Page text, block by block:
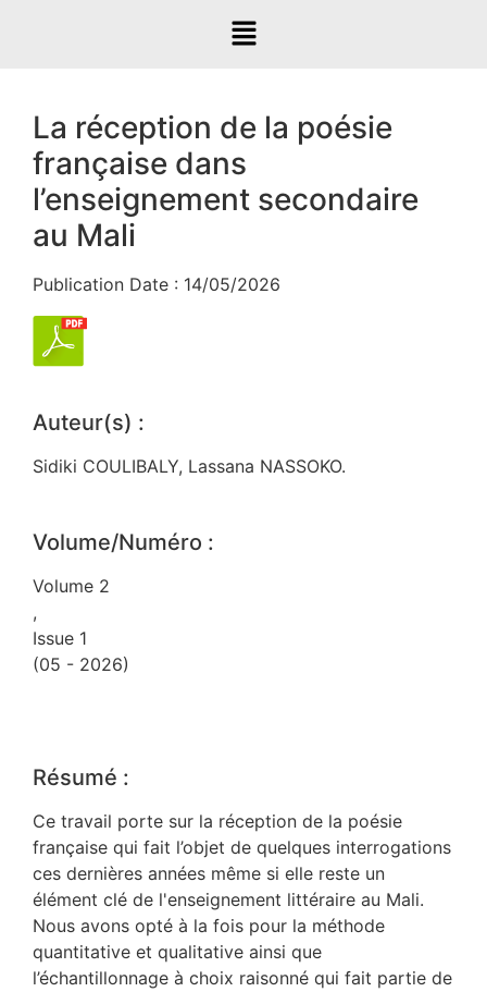
La réception de la poésie
française dans
l’enseignement secondaire
au Mali
Publication Date : 14/05/2026
Auteur(s) :
Sidiki COULIBALY, Lassana NASSOKO.
Volume/Numéro :
Volume 2
,
Issue 1
(05 - 2026)
Résumé :
Ce travail porte sur la réception de la poésie
française qui fait l’objet de quelques interrogations
ces dernières années même si elle reste un
élément clé de l'enseignement littéraire au Mali.
Nous avons opté à la fois pour la méthode
quantitative et qualitative ainsi que
l’échantillonnage à choix raisonné qui fait partie de